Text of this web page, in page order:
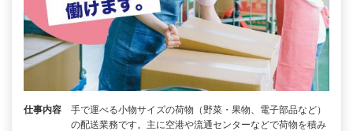
仕事内容
手で運べる小物サイズの荷物（野菜・果物、電子部品など）
の配送業務です。主に空港や流通センターなどで荷物を積み